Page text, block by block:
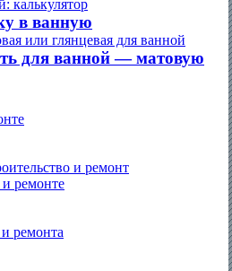
в ванную
для ванной — матовую
и ремонт
и ремонте
ремонта